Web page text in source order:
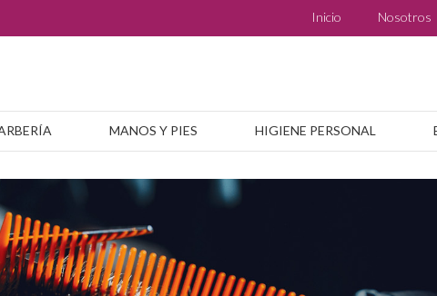
Inicio Nosotros
MANOS Y PIES HIGIENE PERSONAL